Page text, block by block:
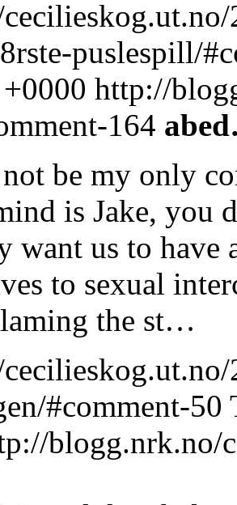
puslespill/
http://
164
be my only
is Jake, you
want us to have
to sexual
the st…
#comment-50
blogg.nrk.no/